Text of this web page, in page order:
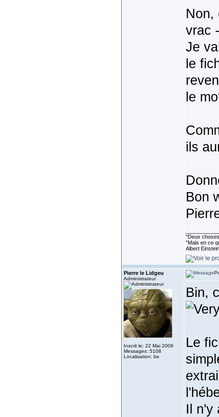
Non,
vrac
Je
le
le
ils
Bon
''Deux
"Mais en ce
Albert
Pierre le Lidgeu
Administrateur
Inscrit le: 22 Mai 2006
Messages: 5108
Localisation: be
Bin,
Le
Il n'y